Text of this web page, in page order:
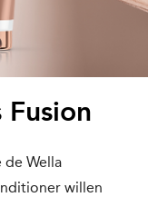
Fusion
de Wella
willen